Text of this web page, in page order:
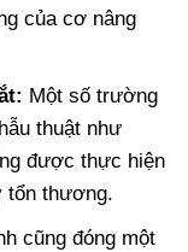
của cơ nâng
Một số trường
thuật như
được thực hiện
tổn thương.
cũng đóng một